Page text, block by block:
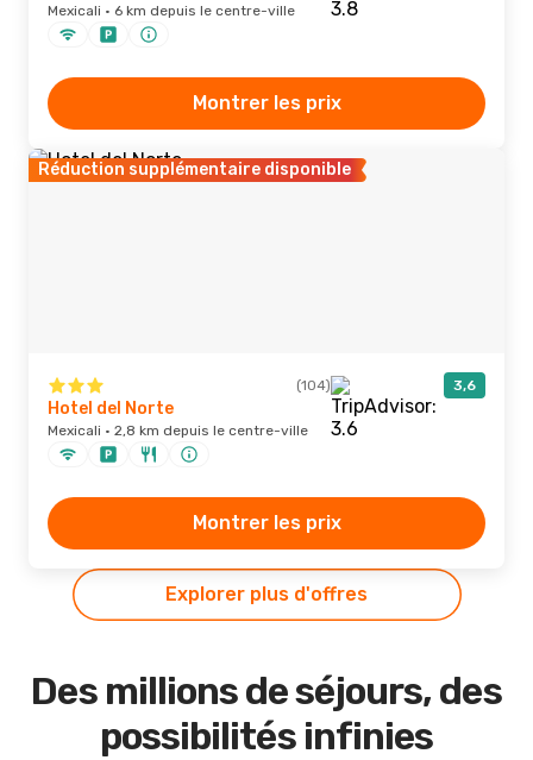
Mexicali · 6 km depuis le centre-ville
Montrer les prix
Réduction supplémentaire disponible
(104) 3,6
Hotel del Norte
Mexicali · 2,8 km depuis le centre-ville
Montrer les prix
Explorer plus d'offres
Des millions de séjours, des
possibilités infinies